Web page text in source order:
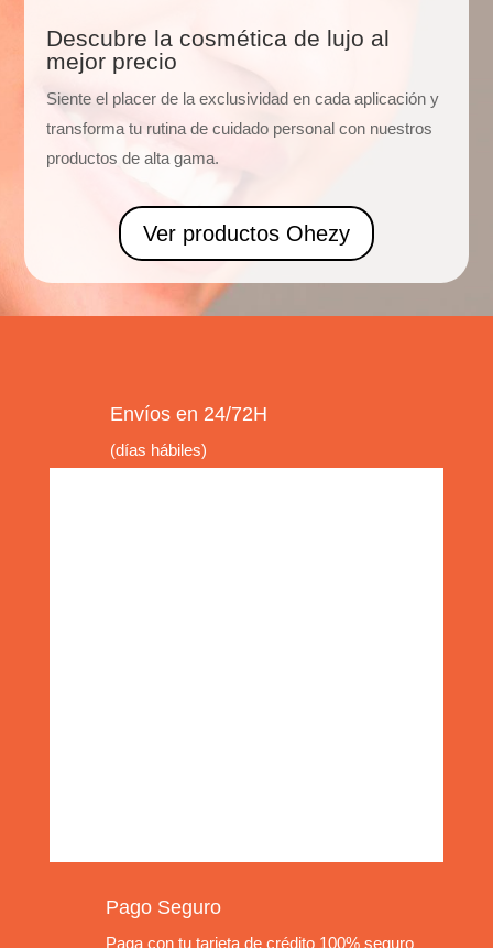
Descubre la cosmética de lujo al
mejor precio
Siente el placer de la exclusividad en cada aplicación y
transforma tu rutina de cuidado personal con nuestros
productos de alta gama.
Ver productos Ohezy
Envíos en 24/72H
(días hábiles)
Pago Seguro
Paga con tu tarjeta de crédito 100% seguro